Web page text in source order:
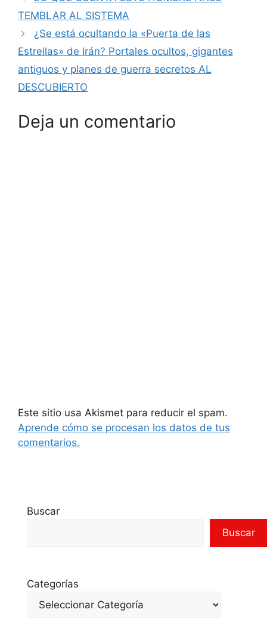
TEMBLAR AL SISTEMA
¿Se está ocultando la «Puerta de las
Estrellas» de Irán? Portales ocultos, gigantes
antiguos y planes de guerra secretos AL
DESCUBIERTO
Deja un comentario
Este sitio usa Akismet para reducir el spam.
Aprende cómo se procesan los datos de tus
comentarios.
Buscar
Buscar
Categorías